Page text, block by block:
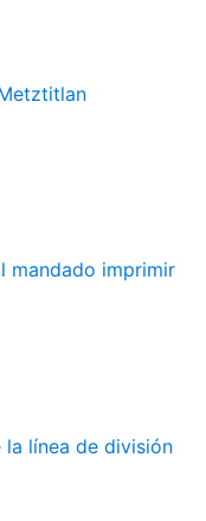
mandado imprimir
la línea de división